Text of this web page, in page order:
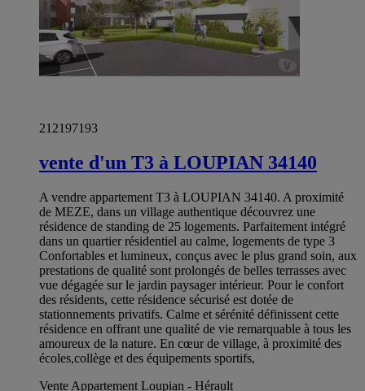
212197193
vente d'un T3 à LOUPIAN 34140
A vendre appartement T3 à LOUPIAN 34140. A proximité
de MEZE, dans un village authentique découvrez une
résidence de standing de 25 logements. Parfaitement intégré
dans un quartier résidentiel au calme, logements de type 3
Confortables et lumineux, conçus avec le plus grand soin, aux
prestations de qualité sont prolongés de belles terrasses avec
vue dégagée sur le jardin paysager intérieur. Pour le confort
des résidents, cette résidence sécurisé est dotée de
stationnements privatifs. Calme et sérénité définissent cette
résidence en offrant une qualité de vie remarquable à tous les
amoureux de la nature. En cœur de village, à proximité des
écoles,collège et des équipements sportifs,
Vente Appartement Loupian - Hérault